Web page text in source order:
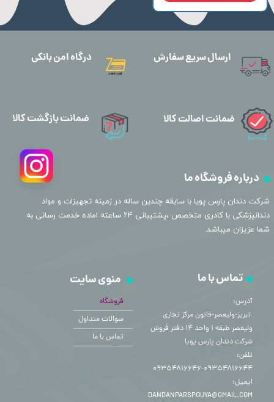
ارسال سریع سفارش
درباره فروشگاه ما
​شرکت دندان پارس پویا با سابقه چندین ساله در زمینه تجهیزات و مواد
دندانپزشکی با کادری متخصص ،پشتیبانی ۲۴ ساعته اماده خدمت رسانی به
شما عزیزان میباشد.
منوی سایت
فروشگاه
سوالات متداول
تماس با ما
تماس با ما
آدرس:
​​​​​​​ تبریز-ولیعصر-قانون مرکز تجاری
ولیعصر طبقه ۱ واحد ۱۴ دفتر فروش
شرکت دندان پارس پویا
تلفن:
۰۹۳۵۴۸۱۶۶۴۴-۰۹۳۵۴۸۱۶۶۴۶
ایمیل:
DANDANPARSPOUYA@GMAIL.COM
درگاه امن بانکی
ضمانت اصالت کالا ضمانت بازگشت کالا